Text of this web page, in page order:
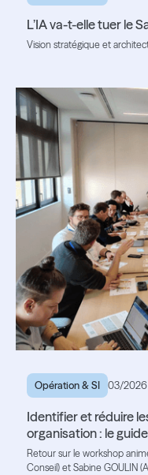
L’IA va-t-elle tuer le
Vision stratégique et
Opération & SI 03/2026
Identifier et réduire
organisation : le
les ESN -
Retour sur le workshop
Conseil) et Sabine GOULIN